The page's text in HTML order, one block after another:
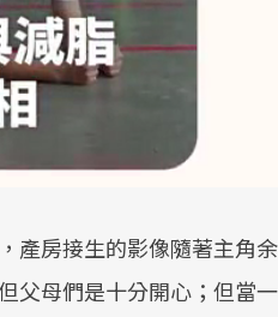
產房接生的影像隨著主角
父母們是十分開心；但當